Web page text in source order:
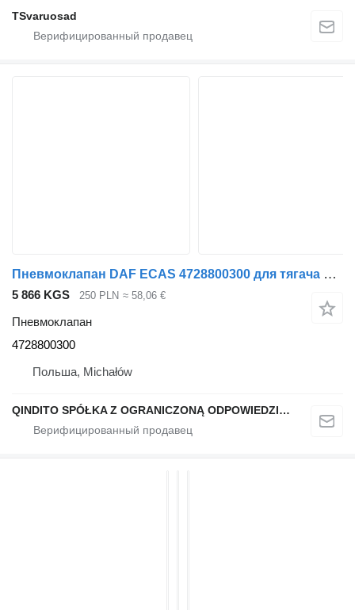
TSvaruosad
Пневмоклапан DAF ECAS 4728800300 для тягача DAF CF / XF 95/ 105
5 866 KGS 250 PLN ≈ 58,06 €
Пневмоклапан
4728800300
Польша, Michałów
QINDITO SPÓŁKA Z OGRANICZONĄ ODPOWIEDZIALNOŚCIĄ